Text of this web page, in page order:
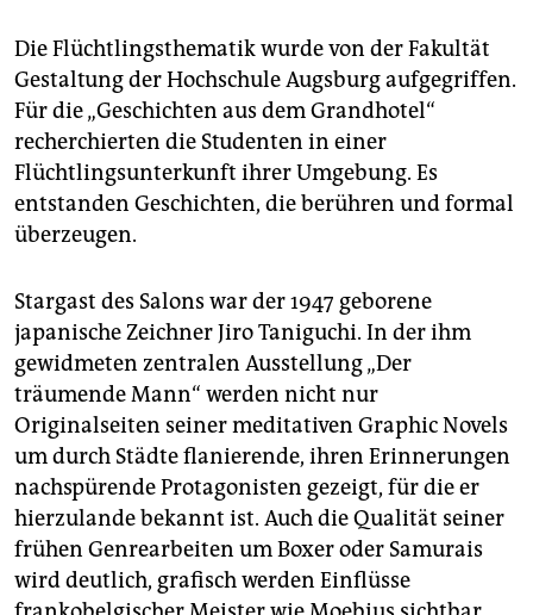
Die Flüchtlingsthematik wurde von der Fakultät
Gestaltung der Hochschule Augsburg aufgegriffen.
Für die „Geschichten aus dem Grandhotel“
recherchierten die Studenten in einer
Flüchtlingsunterkunft ihrer Umgebung. Es
entstanden Geschichten, die berühren und formal
überzeugen.
Stargast des Salons war der 1947 geborene
japanische Zeichner Jiro Taniguchi. In der ihm
gewidmeten zentralen Ausstellung „Der
träumende Mann“ werden nicht nur
Originalseiten seiner meditativen Graphic Novels
um durch Städte flanierende, ihren Erinnerungen
nachspürende Protagonisten gezeigt, für die er
hierzulande bekannt ist. Auch die Qualität seiner
frühen Genrearbeiten um Boxer oder Samurais
wird deutlich, grafisch werden Einflüsse